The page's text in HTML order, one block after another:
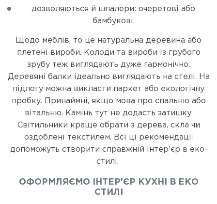
дозволяються й шпалери: очеретові або
бамбукові.
Щодо меблів, то це натуральна деревина або
плетені вироби. Колоди та вироби із грубого
зрубу теж виглядають дуже гармонічно.
Деревяні балки ідеально виглядають на стелі. На
підлогу можна викласти паркет або екологічну
пробку. Принаймні, якщо мова про спальню або
вітальню. Камінь тут не додасть затишку.
Світильники краще обрати з дерева, скла чи
оздоблені текстилем. Всі ці рекомендації
допоможуть створити справжній інтер'єр в еко-
стилі.
ОФОРМЛЯЄМО ІНТЕР'ЄР КУХНІ В ЕКО
СТИЛІ